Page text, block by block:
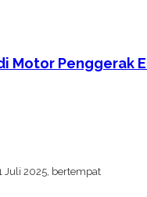
Motor Penggerak
Juli 2025, bertempat